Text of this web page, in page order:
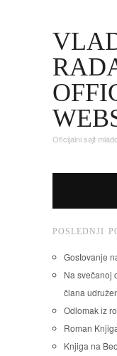
Oficijalni sajt
POSLEDNJI
Gostovanje
Na svečanoj
člana
Odlomak iz
Roman
Knjiga na